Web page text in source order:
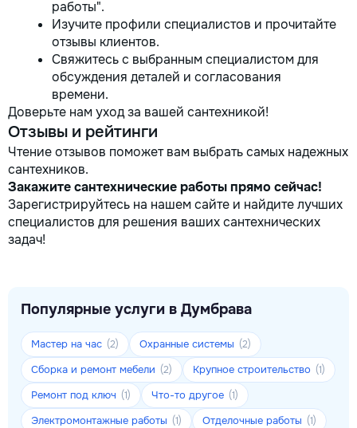
работы".
Изучите профили специалистов и прочитайте
отзывы клиентов.
Свяжитесь с выбранным специалистом для
обсуждения деталей и согласования
времени.
Доверьте нам уход за вашей сантехникой!
Отзывы и рейтинги
Чтение отзывов поможет вам выбрать самых надежных
сантехников.
Закажите сантехнические работы прямо сейчас!
Зарегистрируйтесь на нашем сайте и найдите лучших
специалистов для решения ваших сантехнических
задач!
Популярные услуги в Думбрава
Мастер на час (2) Охранные системы (2)
Сборка и ремонт мебели (2) Крупное строительство (1)
Ремонт под ключ (1) Что-то другое (1)
Электромонтажные работы (1) Отделочные работы (1)